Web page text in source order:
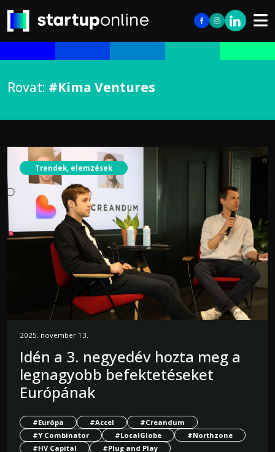
Rovat: #Kima Ventures
Trendek, elemzések
2025. november 13.
Idén a 3. negyedév hozta meg a
legnagyobb befektetéseket
Európának
#Európa #Accel
#Creandum
#Y Combinator
#LocalGlobe
#Northzone
#HV Capital
#Plug and Play